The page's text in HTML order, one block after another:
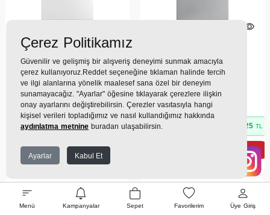
Menü Kampanyalar Sepet Favorilerim Üye Giriş
(0)
6567 WF 6 Programlı
Bulaşık Makinesi
37.739TL
3.690 TLx 9 Taksit =33.210 TL
Ekstra İndirim %12 = 29.225
6567 WF I 6 Programlı
Bulaşık Makinesi
39.119TL
3.825 TL 34.425 TL
30.294 TL
Çerez Politikamız
Güvenilir ve gelişmiş bir alışveriş deneyimi sunmak amacıyla
çerez kullanıyoruz.Reddet seçeneğine tıklaman halinde tercih
ve ilgi alanlarına yönelik maalesef sana özel bir deneyim
sunamayacağız. "Ayarlar" öğesine tıklayarak çerezlere ilişkin
onay ayarlarını değiştirebilirsin. Çerezler vasıtasıyla hangi
kişisel verileri topladığımız ve nasıl kullandığımız hakkında
aydınlatma metnine buradan ulaşabilirsin.
Ayarlar Kabul Et